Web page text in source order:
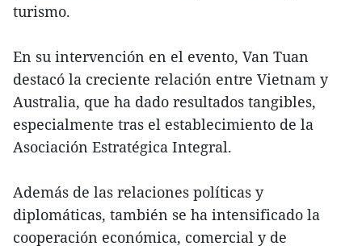
turismo.
En su intervención en el evento, Van Tuan
destacó la creciente relación entre Vietnam y
Australia, que ha dado resultados tangibles,
especialmente tras el establecimiento de la
Asociación Estratégica Integral.
Además de las relaciones políticas y
diplomáticas, también se ha intensificado la
cooperación económica, comercial y de